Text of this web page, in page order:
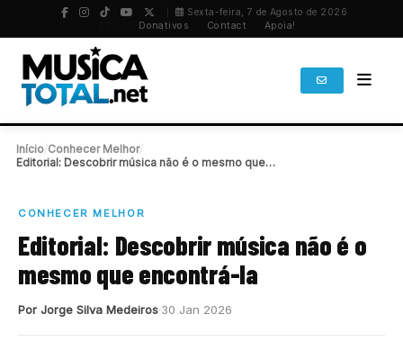
Sexta-feira, 7 de Agosto de 2026
Donativos Contact Apoia!
Início Conhecer Melhor/
Editorial: Descobrir música não é o mesmo que…
CONHECER MELHOR
Editorial: Descobrir música não é o
mesmo que encontrá-la
Por Jorge Silva Medeiros 30 Jan 2026